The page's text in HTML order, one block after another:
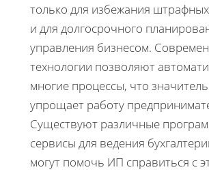
только для избежания
и для долгосрочного
управления бизнесом.
технологии позволяют
многие процессы, что
упрощает работу
Существуют различные
сервисы для ведения
могут помочь ИП справиться с